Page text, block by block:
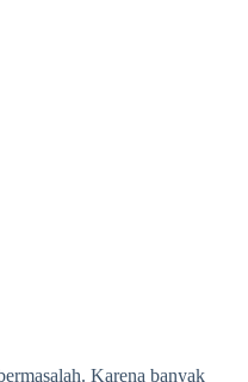
Karena banyak